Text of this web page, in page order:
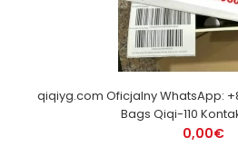
qiqiyg.com Oficjalny WhatsApp:
Bags Qiqi-110
0,00€